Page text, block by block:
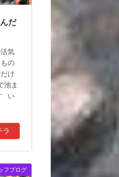
だ
気
の
け
池ま
い
ラ
フブログ